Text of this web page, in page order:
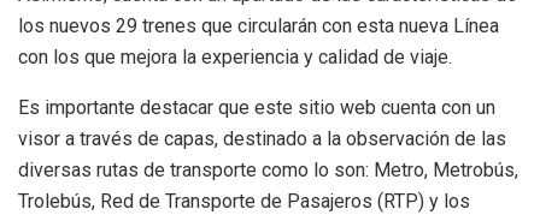
los nuevos 29 trenes que circularán con esta nueva Línea
con los que mejora la experiencia y calidad de viaje.
Es importante destacar que este sitio web cuenta con un
visor a través de capas, destinado a la observación de las
diversas rutas de transporte como lo son: Metro, Metrobús,
Trolebús, Red de Transporte de Pasajeros (RTP) y los